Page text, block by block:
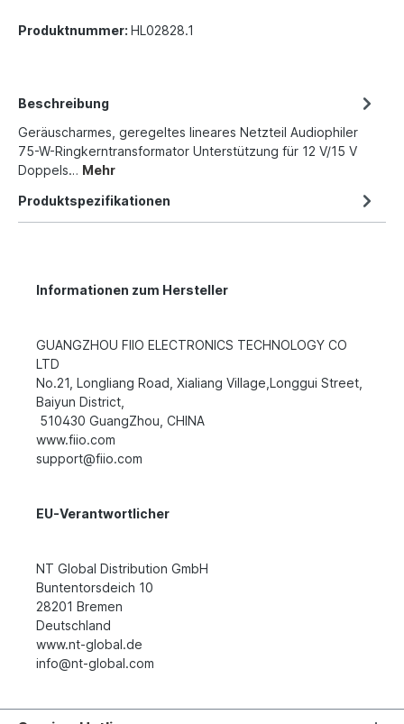
Produktnummer: HL02828.1
Beschreibung
Geräuscharmes, geregeltes lineares Netzteil Audiophiler
75-W-Ringkerntransformator Unterstützung für 12 V/15 V
Doppels… Mehr
Produktspezifikationen
Informationen zum Hersteller
GUANGZHOU FIIO ELECTRONICS TECHNOLOGY CO
LTD
No.21, Longliang Road, Xialiang Village,Longgui Street,
Baiyun District,
510430 GuangZhou, CHINA
www.fiio.com
support@fiio.com
EU-Verantwortlicher
NT Global Distribution GmbH
Buntentorsdeich 10
28201 Bremen
Deutschland
www.nt-global.de
info@nt-global.com